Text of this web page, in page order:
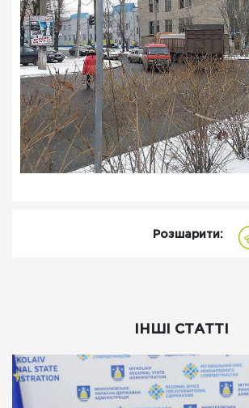
Розшарити:
ІНШІ СТАТТІ